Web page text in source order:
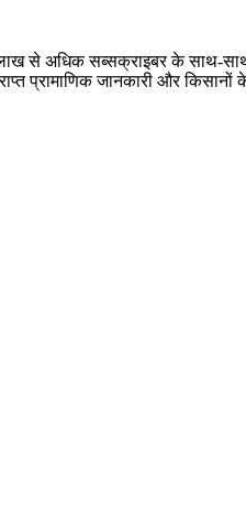
लाख से अधिक सब्सक्राइबर के साथ-
प्रामाणिक जानकारी और